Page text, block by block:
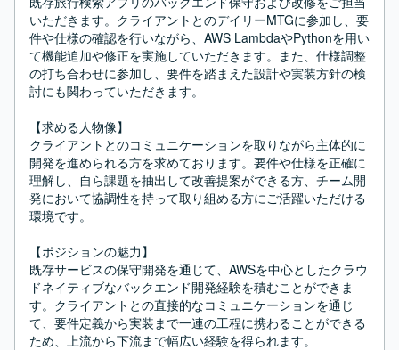
いただきます。クライアントとのデイリーMTGに参加し、要
件や仕様の確認を行いながら、AWS LambdaやPythonを用い
て機能追加や修正を実施していただきます。また、仕様調整
の打ち合わせに参加し、要件を踏まえた設計や実装方針の検
討にも関わっていただきます。
【求める人物像】
クライアントとのコミュニケーションを取りながら主体的に
開発を進められる方を求めております。要件や仕様を正確に
理解し、自ら課題を抽出して改善提案ができる方、チーム開
発において協調性を持って取り組める方にご活躍いただける
環境です。
【ポジションの魅力】
既存サービスの保守開発を通じて、AWSを中心としたクラウ
ドネイティブなバックエンド開発経験を積むことができま
す。クライアントとの直接的なコミュニケーションを通じ
て、要件定義から実装まで一連の工程に携わることができる
ため、上流から下流まで幅広い経験を得られます。